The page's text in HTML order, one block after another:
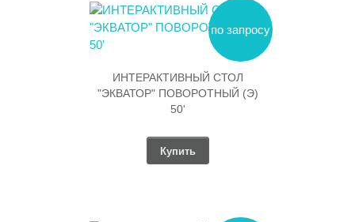
по запросу
ИНТЕРАКТИВНЫЙ СТОЛ
"ЭКВАТОР" ПОВОРОТНЫЙ (Э)
50'
Купить